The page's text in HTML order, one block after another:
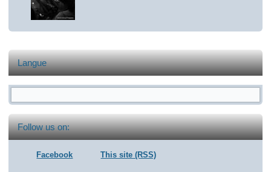
Langue
Formulaire de recherche
Follow us on:
Facebook This site (RSS)